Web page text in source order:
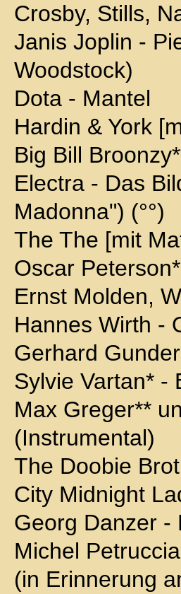
Crosby, Stills,
Janis Joplin -
Woodstock)
Dota - Mantel
Hardin & York
Big Bill
Electra - Das
Madonna") (°°)
The The [mit
Oscar
Ernst Molden,
Hannes Wirth -
Gerhard
Sylvie Vartan* -
Max Greger**
(Instrumental)
The Doobie
City Midnight
Georg Danzer -
Michel
(in Erinnerung